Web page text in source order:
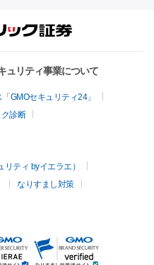
ュリティ事業について
GMOセキュリティ24」
診断
ティ byイエラエ）
なりすまし対策